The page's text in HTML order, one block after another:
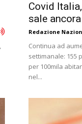
Covid
sale
Redazione
Continua ad
settimanale: 155
per 100mila
nel...